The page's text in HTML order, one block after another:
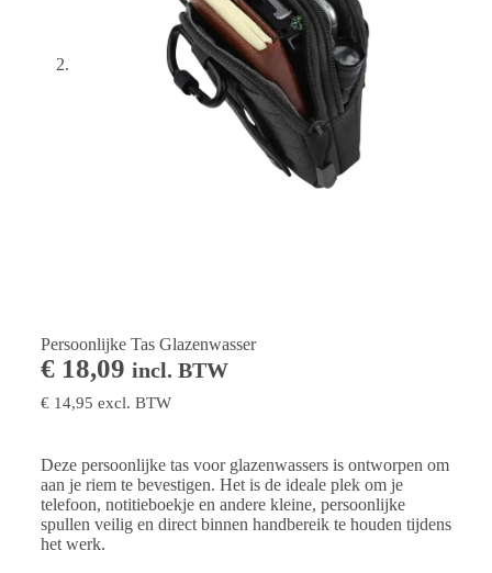
Persoonlijke Tas Glazenwasser
€18,09 incl. BTW
€14,95 excl. BTW
Deze persoonlijke tas voor glazenwassers is ontworpen om
aan je riem te bevestigen. Het is de ideale plek om je
telefoon, notitieboekje en andere kleine, persoonlijke
spullen veilig en direct binnen handbereik te houden tijdens
het werk.